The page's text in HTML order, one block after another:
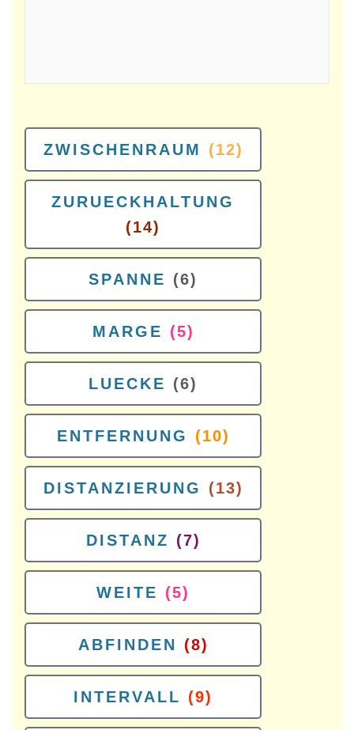
ZWISCHENRAUM (12)
ZURUECKHALTUNG
(14)
SPANNE (6)
MARGE (5)
LUECKE (6)
ENTFERNUNG (10)
DISTANZIERUNG (13)
DISTANZ (7)
WEITE (5)
ABFINDEN (8)
INTERVALL (9)